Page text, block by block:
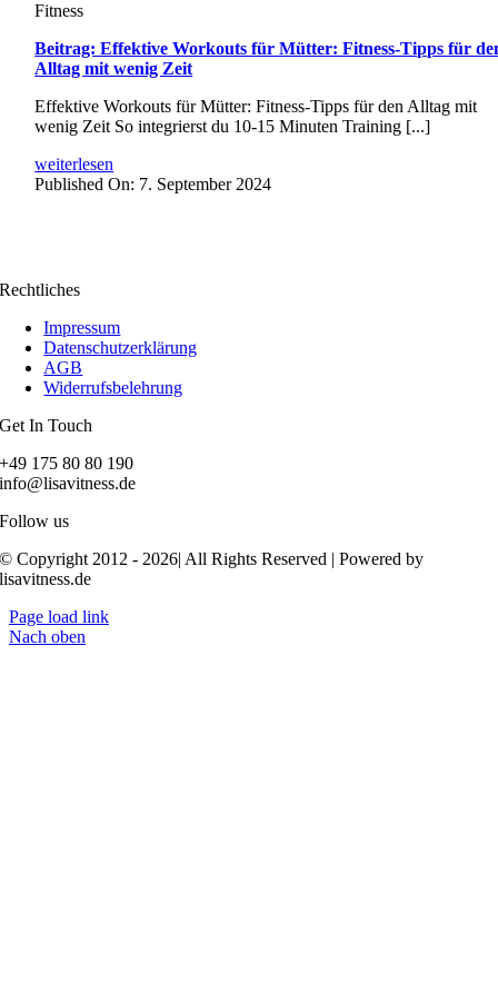
Fitness
Beitrag: Effektive Workouts für Mütter: Fitness-Tipps für
Alltag mit wenig Zeit
Effektive Workouts für Mütter: Fitness-Tipps für den Alltag mit
wenig Zeit So integrierst du 10-15 Minuten Training [...]
weiterlesen
Published On: 7. September 2024
Rechtliches
Impressum
Datenschutzerklärung
AGB
Widerrufsbelehrung
Get In Touch
+49 175 80 80 190
info@lisavitness.de
Follow us
© Copyright 2012 - 2026| All Rights Reserved | Powered by
lisavitness.de
Page load link
Nach oben